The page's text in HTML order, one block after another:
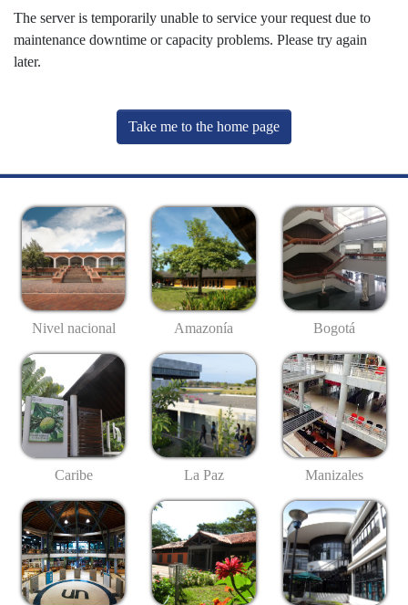
The server is temporarily unable to service your request due to
maintenance downtime or capacity problems. Please try again
later.
Take me to the home page
Nivel nacional Amazonía Bogotá
Caribe La Paz Manizales